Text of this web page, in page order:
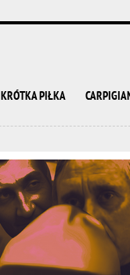
KRÓTKA PIŁKA